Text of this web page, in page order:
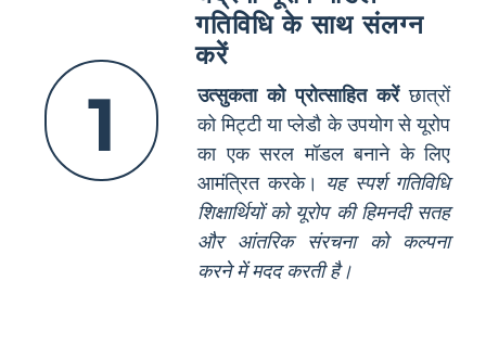
1
गतिविधि के साथ संलग्न
करें
उत्सुकता को प्रोत्साहित करेंछात्रों
को मिट्टी या प्लेडौ के उपयोग से यूरोप
का एक सरल मॉडल बनाने के लिए
आमंत्रित करके। यह स्पर्श गतिविधि
शिक्षार्थियों को यूरोप की हिमनदी सतह
और आंतरिक संरचना को कल्पना
करने में मदद करती है।